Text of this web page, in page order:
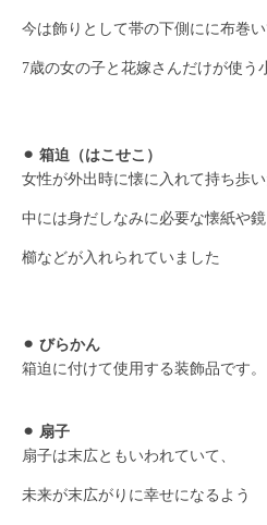
今は飾りとして帯の下側にに布巻い
7歳の女の子と花嫁さんだけが使う
⚫︎ 箱迫（はこせこ）
女性が外出時に懐に入れて持ち歩い
中には身だしなみに必要な懐紙や鏡
櫛などが入れられていました
⚫︎ びらかん
箱迫に付けて使用する装飾品です。
⚫︎ 扇子
扇子は末広ともいわれていて、
未来が末広がりに幸せになるよう